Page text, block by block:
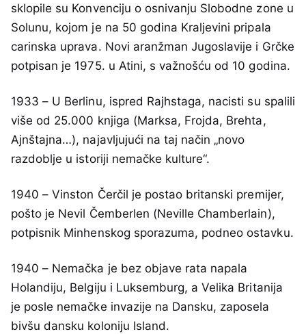
sklopile su Konvenciju o osnivanju Slobodne zone u
Solunu, kojom je na 50 godina Kraljevini pripala
carinska uprava. Novi aranžman Jugoslavije i Grčke
potpisan je 1975. u Atini, s važnošću od 10 godina.
1933 – U Berlinu, ispred Rajhstaga, nacisti su spalili
više od 25.000 knjiga (Marksa, Frojda, Brehta,
Ajnštajna…), najavljujući na taj način „novo
razdoblje u istoriji nemačke kulture“.
1940 – Vinston Čerčil je postao britanski premijer,
pošto je Nevil Čemberlen (Neville Chamberlain),
potpisnik Minhenskog sporazuma, podneo ostavku.
1940 – Nemačka je bez objave rata napala
Holandiju, Belgiju i Luksemburg, a Velika Britanija
je posle nemačke invazije na Dansku, zaposela
bivšu dansku koloniju Island.